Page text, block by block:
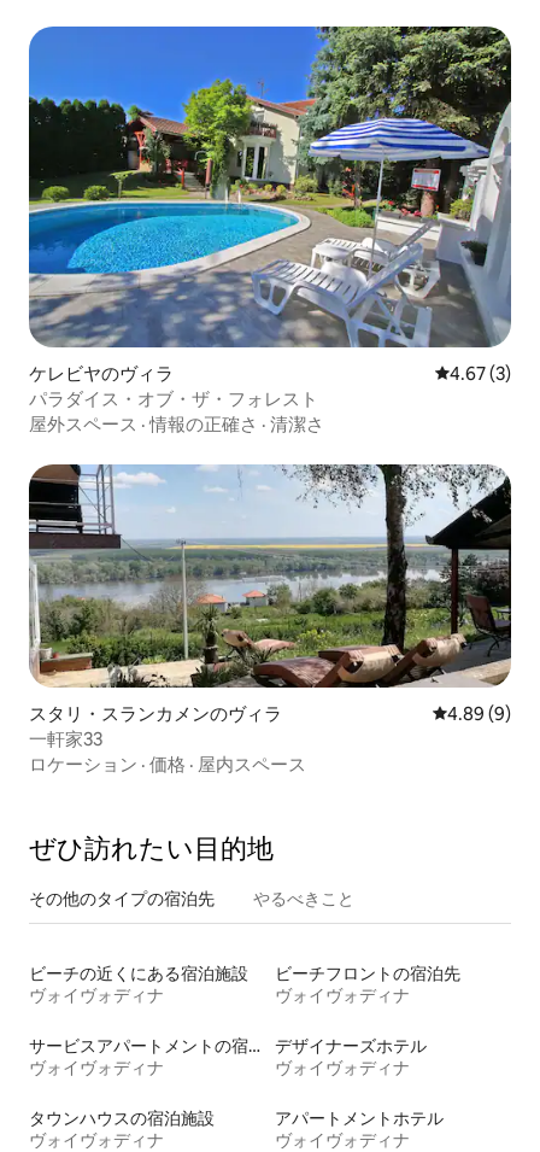
ケレビヤのヴィラ レビュー3
4.67 (3)
パラダイス・オブ・ザ・フォレスト
屋外スペース ·情報の正確さ · 清潔さ
スタリ・スランカメンのヴィラ レビュー9件
4.89 (9)
一軒家33
ロケーション · 価格 · 屋内スペース
ぜひ訪⁠れ⁠た⁠い目⁠的⁠地
その他のタ⁠イ⁠プ⁠の宿⁠泊⁠先 やるべきこと
ビーチの近くにある宿泊施設
ヴォイヴォディナ
ビーチフロントの宿泊先
ヴォイヴォディナ
サービスアパートメントの宿泊施設
ヴォイヴォディナ
デザイナーズホテル
ヴォイヴォディナ
タウンハウスの宿泊施設
ヴォイヴォディナ
アパートメントホテル
ヴォイヴォディナ